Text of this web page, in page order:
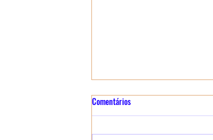
Relatório Performático de
Especial - 01/08/2026
RELATÓRIO PERFORMÁTICO :
Comentários